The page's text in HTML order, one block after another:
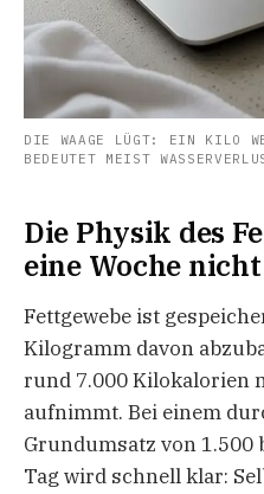
DIE WAAGE LÜGT: EIN KILO
BEDEUTET MEIST
Die Physik des
eine Woche
Fettgewebe ist
Kilogramm davon
rund 7.000 Kilokalorien
aufnimmt. Bei einem
Grundumsatz von
Tag wird schnell klar: